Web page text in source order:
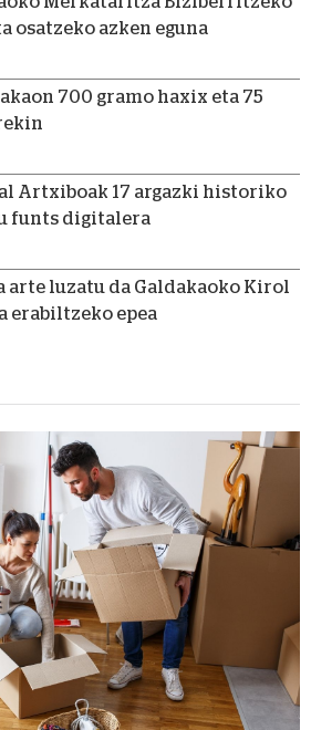
osatzeko azken eguna
700 gramo haxix eta 75
Artxiboak 17 argazki historiko
funts digitalera
arte luzatu da Galdakaoko Kirol
erabiltzeko epea